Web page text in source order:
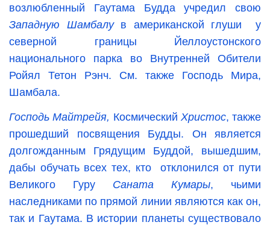
возлюбленный Гаутама Будда учредил свою
Западную Шамбалув американской глуши у
северной границы Йеллоустонского
национального парка во Внутренней Обители
Ройял Тетон Рэнч. См. также Господь Мира,
Шамбала.
Господь Майтрейя, Космический Христос, также
прошедший посвящения Будды. Он является
долгожданным Грядущим Буддой, вышедшим,
дабы обучать всех тех, кто отклонился от пути
Великого Гуру Саната Кумары, чьими
наследниками по прямой линии являются как он,
так и Гаутама. В истории планеты существовало